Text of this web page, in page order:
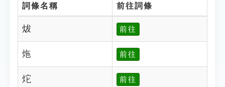
詞條名稱 前往詞條
炦 前往
炧 前往
炨 前往